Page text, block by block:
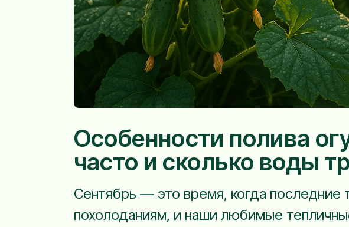
Особенности полива
часто и сколько воды
Сентябрь — это время, когда последние
похолоданиям, и наши любимые